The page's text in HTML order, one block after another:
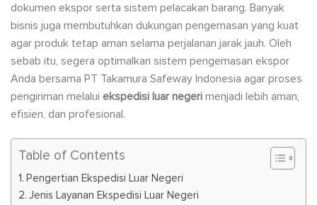
dokumen ekspor serta sistem pelacakan barang. Banyak
bisnis juga membutuhkan dukungan pengemasan yang kuat
agar produk tetap aman selama perjalanan jarak jauh. Oleh
sebab itu, segera optimalkan sistem pengemasan ekspor
Anda bersama PT Takamura Safeway Indonesia agar proses
pengiriman melalui ekspedisi luar negeri menjadi lebih aman,
efisien, dan profesional.
Table of Contents
Pengertian Ekspedisi Luar Negeri
Jenis Layanan Ekspedisi Luar Negeri